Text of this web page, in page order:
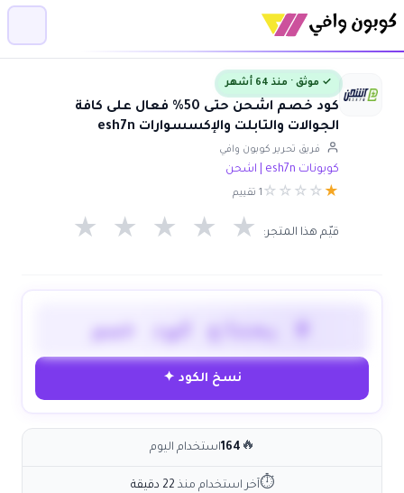
✓ موثق · منذ 64 أشهر
كود خصم اشحن حتى 50% فعال على كافة
الجوالات والتابلت والإكسسوارات esh7n
فريق تحرير كوبون وافي
كوبونات esh7n | اشحن
★
☆
☆
☆
☆ 1 تقييم
قيّم هذا المتجر: ★ ★ ★ ★ ★
لا يحتاج كود خصم
نسخ الكود ✦
🔥
164استخدام اليوم
⏱آخر استخدام منذ 22 دقيقة